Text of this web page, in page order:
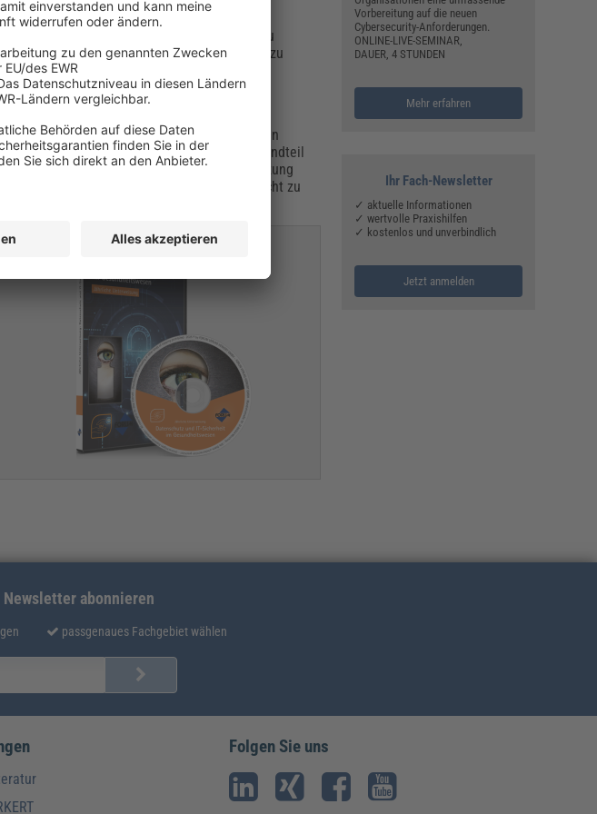
medizinischer Informationen zu
Persönlichkeitsrechte der jeweiligen Person zu
Daten zu schützen, ohne deren
als grundlegenden Bestandteil
gleichzeitig von den Vorteilen der Datennutzung
um den Datenschutzanforderungen gerecht zu
Vorbereitung auf die neuen
Cybersecurity-Anforderungen.
ONLINE-LIVE-SEMINAR,
DAUER, 4 STUNDEN
Mehr erfahren
Ihr Fach-Newsletter
✓ aktuelle Informationen
✓ wertvolle Praxishilfen
✓ kostenlos und unverbindlich
Jetzt anmelden
abonnieren
passgenaues Fachgebiet wählen
Folgen Sie uns